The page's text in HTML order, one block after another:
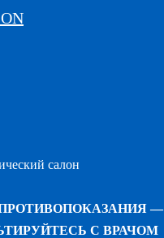
салон
—
С ВРАЧОМ